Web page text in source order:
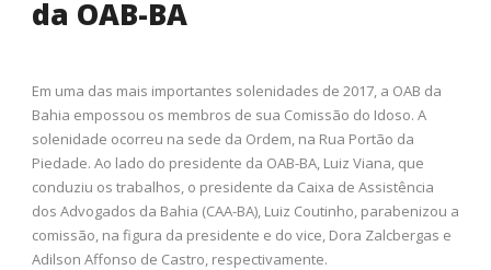
da OAB-BA
Em uma das mais importantes solenidades de 2017, a OAB da
Bahia empossou os membros de sua Comissão do Idoso. A
solenidade ocorreu na sede da Ordem, na Rua Portão da
Piedade. Ao lado do presidente da OAB-BA, Luiz Viana, que
conduziu os trabalhos, o presidente da Caixa de Assistência
dos Advogados da Bahia (CAA-BA), Luiz Coutinho, parabenizou a
comissão, na figura da presidente e do vice, Dora Zalcbergas e
Adilson Affonso de Castro, respectivamente.